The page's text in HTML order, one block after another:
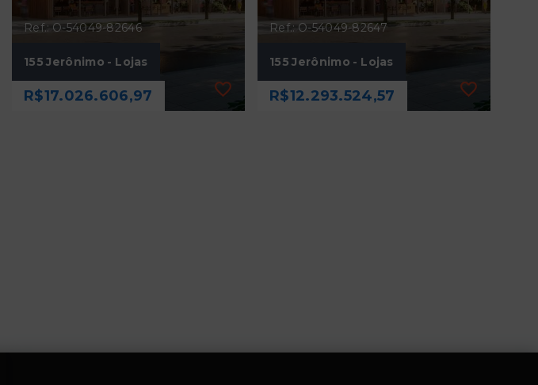
Ref.: O-54049-82646
155 Jerônimo - Lojas
R$17.026.606,97
Ref.: O-54049-82647
155 Jerônimo - Lojas
R$12.293.524,57